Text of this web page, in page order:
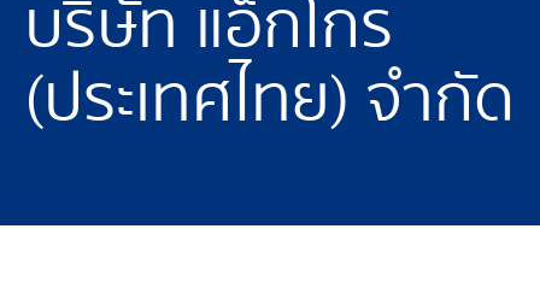
บริษัท แอ็กโกร
(ประเทศไทย) จำกัด